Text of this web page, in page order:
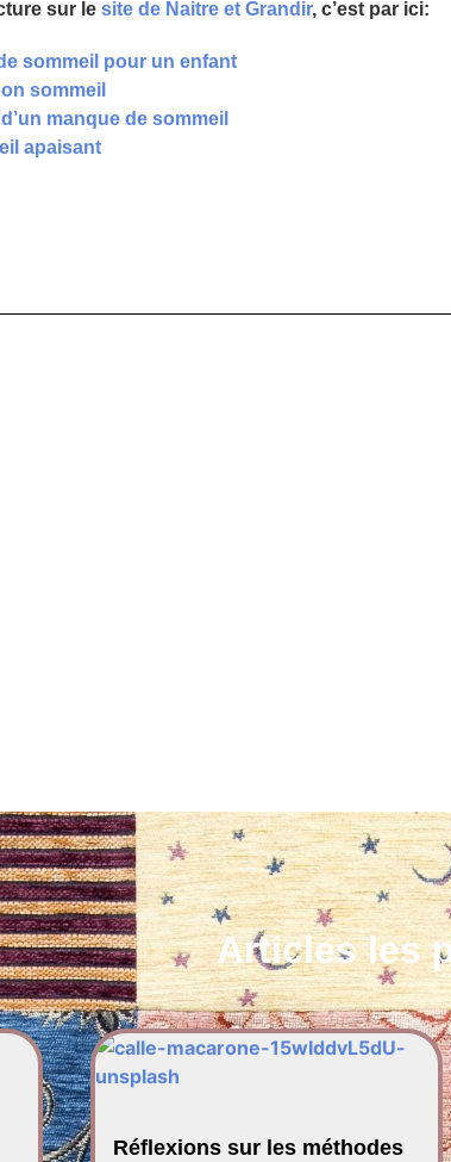
sur le site de Naitre et Grandir, c’est par ici:
sommeil pour un enfant
sommeil
manque de sommeil
apaisant
Articles les
Réflexions sur les méthodes